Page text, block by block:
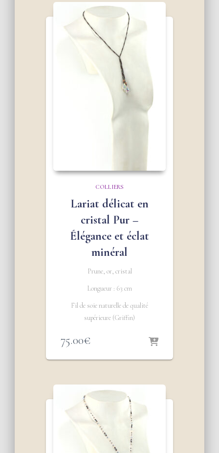
COLLIERS
Lariat délicat en
cristal Pur –
Élégance et éclat
minéral
Prune, or, cristal
Longueur : 63 cm
Fil de soie naturelle de qualité
supérieure (Griffin)
75.00€